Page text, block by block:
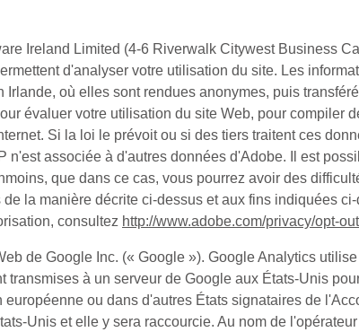
Ireland Limited (4-6 Riverwalk Citywest Business
d'analyser votre utilisation du site. Les
où elles sont rendues anonymes, puis
évaluer votre utilisation du site Web, pour compiler
Si la loi le prévoit ou si des tiers traitent ces
n'est associée à d'autres données d'Adobe. Il est
que dans ce cas, vous pourrez avoir des
la manière décrite ci-dessus et aux fins indiquées
consultez http://www.adobe.com/privacy/opt-
de Google Inc. (« Google »). Google Analytics
à un serveur de Google aux États-Unis
ou dans d'autres États signataires de
Unis et elle y sera raccourcie. Au nom de